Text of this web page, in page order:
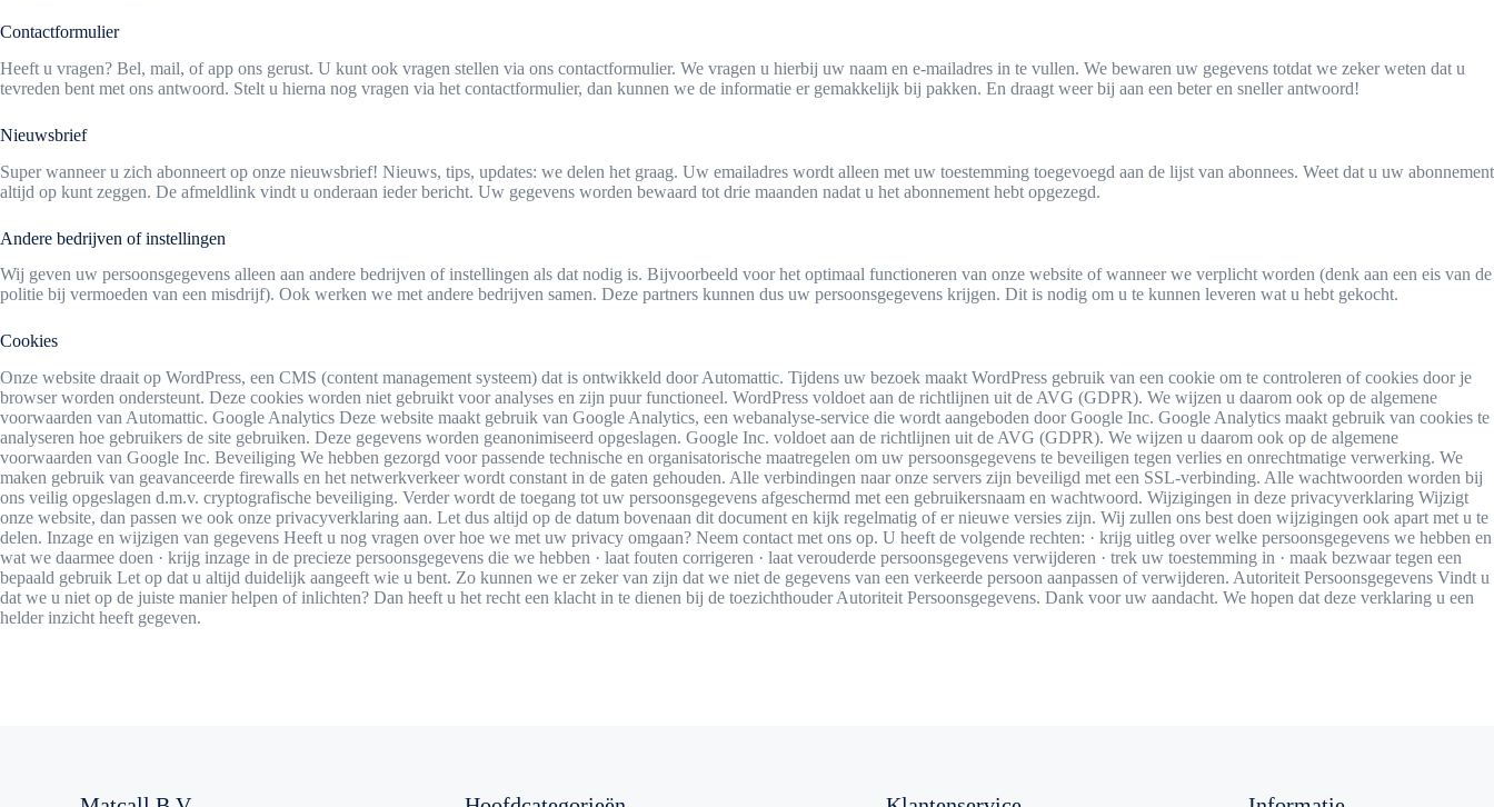
Contactformulier
Heeft u vragen? Bel, mail, of app ons gerust. U kunt ook vragen stellen via ons contactformulier. We vragen u hierbij uw naam en e-mailadres in te vullen. We bewaren uw gegevens totdat we zeker weten dat u
tevreden bent met ons antwoord. Stelt u hierna nog vragen via het contactformulier, dan kunnen we de informatie er gemakkelijk bij pakken. En draagt weer bij aan een beter en sneller antwoord!
Nieuwsbrief
Super wanneer u zich abonneert op onze nieuwsbrief! Nieuws, tips, updates: we delen het graag. Uw emailadres wordt alleen met uw toestemming toegevoegd aan de lijst van abonnees. Weet dat u uw abonnement
altijd op kunt zeggen. De afmeldlink vindt u onderaan ieder bericht. Uw gegevens worden bewaard tot drie maanden nadat u het abonnement hebt opgezegd.
Andere bedrijven of instellingen
Wij geven uw persoonsgegevens alleen aan andere bedrijven of instellingen als dat nodig is. Bijvoorbeeld voor het optimaal functioneren van onze website of wanneer we verplicht worden (denk aan een eis van de
politie bij vermoeden van een misdrijf). Ook werken we met andere bedrijven samen. Deze partners kunnen dus uw persoonsgegevens krijgen. Dit is nodig om u te kunnen leveren wat u hebt gekocht.
Cookies
Onze website draait op WordPress, een CMS (content management systeem) dat is ontwikkeld door Automattic. Tijdens uw bezoek maakt WordPress gebruik van een cookie om te controleren of cookies door je
browser worden ondersteunt. Deze cookies worden niet gebruikt voor analyses en zijn puur functioneel. WordPress voldoet aan de richtlijnen uit de AVG (GDPR). We wijzen u daarom ook op de algemene
voorwaarden van Automattic. Google Analytics Deze website maakt gebruik van Google Analytics, een webanalyse-service die wordt aangeboden door Google Inc. Google Analytics maakt gebruik van cookies te
analyseren hoe gebruikers de site gebruiken. Deze gegevens worden geanonimiseerd opgeslagen. Google Inc. voldoet aan de richtlijnen uit de AVG (GDPR). We wijzen u daarom ook op de algemene
voorwaarden van Google Inc. Beveiliging We hebben gezorgd voor passende technische en organisatorische maatregelen om uw persoonsgegevens te beveiligen tegen verlies en onrechtmatige verwerking. We
maken gebruik van geavanceerde firewalls en het netwerkverkeer wordt constant in de gaten gehouden. Alle verbindingen naar onze servers zijn beveiligd met een SSL-verbinding. Alle wachtwoorden worden bij
ons veilig opgeslagen d.m.v. cryptografische beveiliging. Verder wordt de toegang tot uw persoonsgegevens afgeschermd met een gebruikersnaam en wachtwoord. Wijzigingen in deze privacyverklaring Wijzigt
onze website, dan passen we ook onze privacyverklaring aan. Let dus altijd op de datum bovenaan dit document en kijk regelmatig of er nieuwe versies zijn. Wij zullen ons best doen wijzigingen ook apart met u te
delen. Inzage en wijzigen van gegevens Heeft u nog vragen over hoe we met uw privacy omgaan? Neem contact met ons op. U heeft de volgende rechten: · krijg uitleg over welke persoonsgegevens we hebben en
wat we daarmee doen · krijg inzage in de precieze persoonsgegevens die we hebben · laat fouten corrigeren · laat verouderde persoonsgegevens verwijderen · trek uw toestemming in · maak bezwaar tegen een
bepaald gebruik Let op dat u altijd duidelijk aangeeft wie u bent. Zo kunnen we er zeker van zijn dat we niet de gegevens van een verkeerde persoon aanpassen of verwijderen. Autoriteit Persoonsgegevens Vindt u
dat we u niet op de juiste manier helpen of inlichten? Dan heeft u het recht een klacht in te dienen bij de toezichthouder Autoriteit Persoonsgegevens. Dank voor uw aandacht. We hopen dat deze verklaring u een
helder inzicht heeft gegeven.